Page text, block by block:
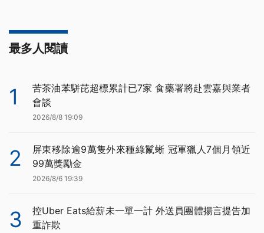
最多人閱讀
1
苦茶油苯駢芘超標累計已7家 食藥署將赴雲嘉與業者
會談
2026/8/8 19:09
2
屏東移除逾9萬隻外來種綠鬣蜥 冠軍獵人7個月領近
99萬獎勵金
2026/8/6 19:39
3
控Uber Eats給薪未一單一計 外送員團體揚言提告加
重詐欺